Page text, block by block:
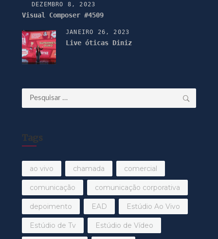
DEZEMBRO 8, 2023
Visual Composer #4509
JANEIRO 26, 2023
Live óticas Diniz
Pesquisar
por:
Tags
ao vivo chamada comercial
comunicação comunicação corporativa
depoimento EAD Estúdio Ao Vivo
Estúdio de Tv Estúdio de Vídeo